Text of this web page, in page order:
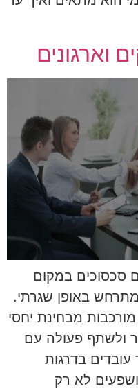
וארגונים
סכסוכים במקום
באופן שגרתי.
מבחינת יחסי
ולשתף פעולה עם
בדרגות
לא רק